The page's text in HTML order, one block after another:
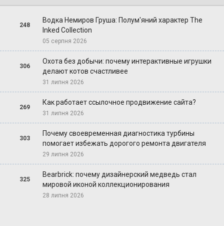
248
Водка Немиров Груша: Полум'яний характер The
Inked Collection
05 серпня 2026
306
Охота без добычи: почему интерактивные игрушки
делают котов счастливее
31 липня 2026
269
Как работает ссылочное продвижение сайта?
31 липня 2026
303
Почему своевременная диагностика турбины
помогает избежать дорогого ремонта двигателя
29 липня 2026
325
Bearbrick: почему дизайнерский медведь стал
мировой иконой коллекционирования
28 липня 2026